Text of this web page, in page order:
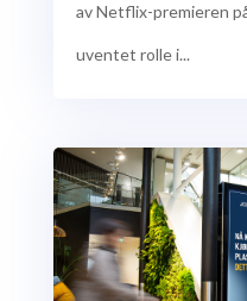
av Netflix-premieren
uventet rolle i...